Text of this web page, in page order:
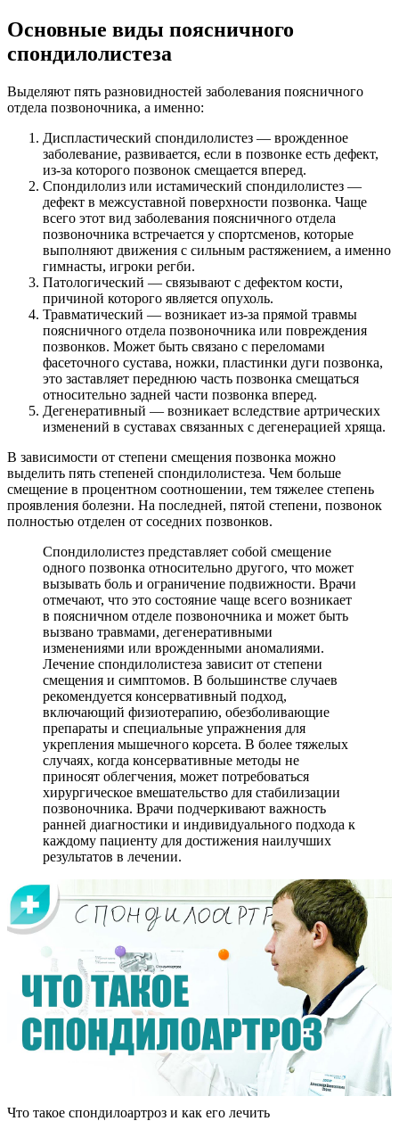
Основные виды поясничного
спондилолистеза
Выделяют пять разновидностей заболевания поясничного
отдела позвоночника, а именно:
Диспластический спондилолистез — врожденное
заболевание, развивается, если в позвонке есть дефект,
из-за которого позвонок смещается вперед.
Спондилолиз или истамический спондилолистез —
дефект в межсуставной поверхности позвонка. Чаще
всего этот вид заболевания поясничного отдела
позвоночника встречается у спортсменов, которые
выполняют движения с сильным растяжением, а именно
гимнасты, игроки регби.
Патологический — связывают с дефектом кости,
причиной которого является опухоль.
Травматический — возникает из-за прямой травмы
поясничного отдела позвоночника или повреждения
позвонков. Может быть связано с переломами
фасеточного сустава, ножки, пластинки дуги позвонка,
это заставляет переднюю часть позвонка смещаться
относительно задней части позвонка вперед.
Дегенеративный — возникает вследствие артрических
изменений в суставах связанных с дегенерацией хряща.
В зависимости от степени смещения позвонка можно
выделить пять степеней спондилолистеза. Чем больше
смещение в процентном соотношении, тем тяжелее степень
проявления болезни. На последней, пятой степени, позвонок
полностью отделен от соседних позвонков.
Спондилолистез представляет собой смещение
одного позвонка относительно другого, что может
вызывать боль и ограничение подвижности. Врачи
отмечают, что это состояние чаще всего возникает
в поясничном отделе позвоночника и может быть
вызвано травмами, дегенеративными
изменениями или врожденными аномалиями.
Лечение спондилолистеза зависит от степени
смещения и симптомов. В большинстве случаев
рекомендуется консервативный подход,
включающий физиотерапию, обезболивающие
препараты и специальные упражнения для
укрепления мышечного корсета. В более тяжелых
случаях, когда консервативные методы не
приносят облегчения, может потребоваться
хирургическое вмешательство для стабилизации
позвоночника. Врачи подчеркивают важность
ранней диагностики и индивидуального подхода к
каждому пациенту для достижения наилучших
результатов в лечении.
Что такое спондилоартроз и как его лечить